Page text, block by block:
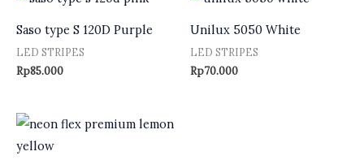
Saso type S 120D Purple
LED STRIPES
Rp85.000
Unilux 5050 White
LED STRIPES
Rp70.000